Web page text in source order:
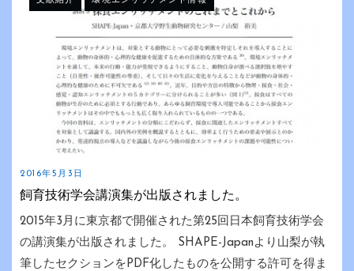
2016年5月3日
飼育技術学会講演集が出版されました。
2015年3月に東京都で開催された第25回日本飼育技術学会
の講演集が出版されました。 SHAPE-Japanより山梨が執
筆したセクションをPDF化したものを公開する許可を得ま